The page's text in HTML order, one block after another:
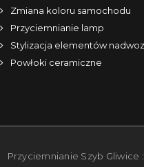
Zmiana koloru samochodu
Przyciemnianie lamp
Stylizacja elementów
Powłoki ceramiczne
Przyciemnianie Szyb Gliwice